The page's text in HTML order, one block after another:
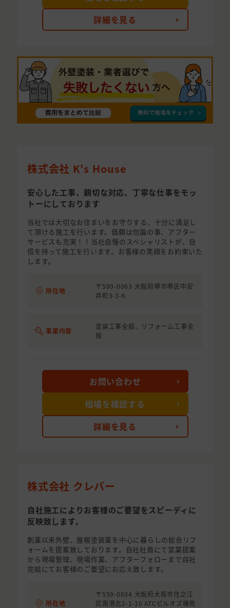
詳細を見る
株式会社 K's House
安心した工事、親切な対応、丁寧な仕事をモッ
トーにしております
当社では大切なお住まいをお守りする、十分に満足し
て頂ける施工を行います。価額は勿論の事、アフター
サービスも充実！！当社自慢のスペシャリストが、自
信を持って施工を行います。お客様の笑顔をお約束いた
します。
所在地
〒590-0063 大阪府堺市堺区中安
井町3-3-6
事業内容
塗装工事全般、リフォーム工事全
般
詳細を見る
お問い合わせ
相場を確認する
株式会社 クレバー
自社施工によりお客様のご要望をスピーディに
反映致します。
創業以来外壁、屋根塗装業を中心に暮らしの総合リフ
ォームを提案致しております。自社社員にて営業提案
から現場管理、現場作業、アフターフォローまで自社
完結にてお客様のご要望にお応え致します。
所在地
〒559-0034 大阪府大阪市住之江
区南港北2-1-10 ATCビルオズ棟南